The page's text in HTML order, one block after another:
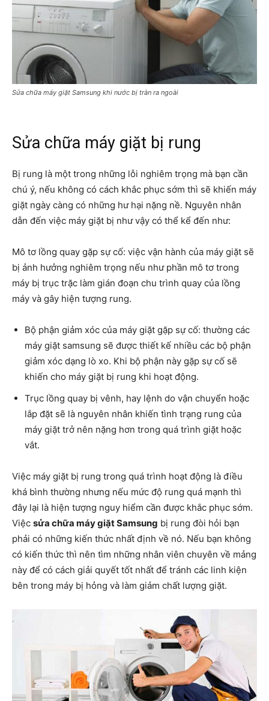
Sửa chữa máy giặt Samsung khi nước bị tràn ra ngoài
Sửa chữa máy giặt bị rung
Bị rung là một trong những lỗi nghiêm trọng mà bạn cần
chú ý, nếu không có cách khắc phục sớm thì sẽ khiến máy
giặt ngày càng có những hư hại nặng nề. Nguyên nhân
dẫn đến việc máy giặt bị như vậy có thể kể đến như:
Mô tơ lồng quay gặp sự cố: việc vận hành của máy giặt sẽ
bị ảnh hưởng nghiêm trọng nếu như phần mô tơ trong
máy bị trục trặc làm gián đoạn chu trình quay của lồng
máy và gây hiện tượng rung.
Bộ phận giảm xóc của máy giặt gặp sự cố: thường các
máy giặt samsung sẽ được thiết kế nhiều các bộ phận
giảm xóc dạng lò xo. Khi bộ phận này gặp sự cố sẽ
khiến cho máy giặt bị rung khi hoạt động.
Trục lồng quay bị vênh, hay lệnh do vận chuyển hoặc
lắp đặt sẽ là nguyên nhân khiến tình trạng rung của
máy giặt trở nên nặng hơn trong quá trình giặt hoặc
vắt.
Việc máy giặt bị rung trong quá trình hoạt động là điều
khá bình thường nhưng nếu mức độ rung quá mạnh thì
đây lại là hiện tượng nguy hiểm cần được khắc phục sớm.
Việc sửa chữa máy giặt Samsung bị rung đòi hỏi bạn
phải có những kiến thức nhất định về nó. Nếu bạn không
có kiến thức thì nên tìm những nhân viên chuyên về mảng
này để có cách giải quyết tốt nhất để tránh các linh kiện
bên trong máy bị hỏng và làm giảm chất lượng giặt.